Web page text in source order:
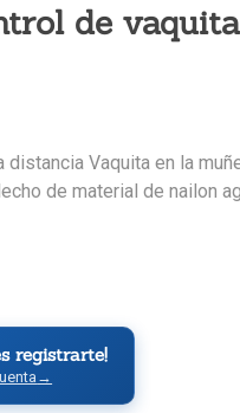
de vaquita
distancia Vaquita en la
de material de nailon
registrarte!
→